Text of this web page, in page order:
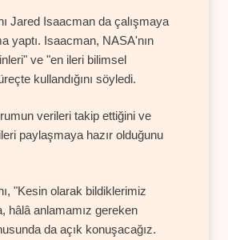
Jared Isaacman da çalışmaya
yaptı. Isaacman, NASA'nın
ve "en ileri bilimsel
kullandığını söyledi.
verileri takip ettiğini ve
paylaşmaya hazır olduğunu
"Kesin olarak bildiklerimiz
hâlâ anlamamız gereken
da açık konuşacağız.